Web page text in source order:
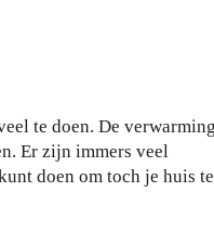
te doen. De
Er zijn immers veel
doen om toch je huis te